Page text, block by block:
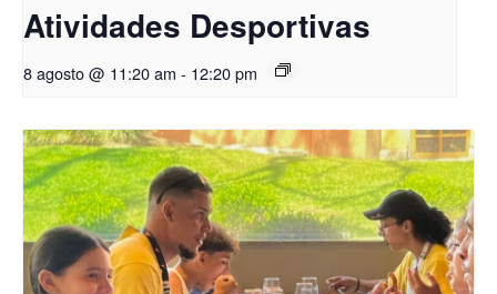
Atividades Desportivas
8 agosto @ 11:20 am - 12:20 pm